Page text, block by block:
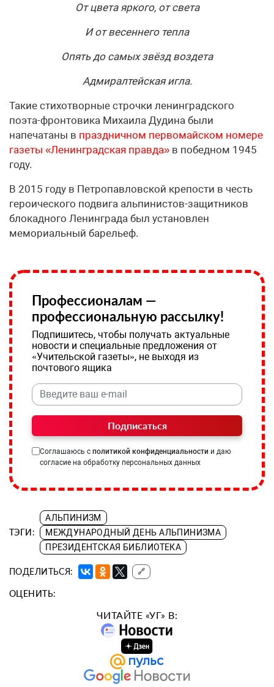
От цвета яркого, от света
И от весеннего тепла
Опять до самых звёзд воздета
Адмиралтейская игла.
Такие стихотворные строчки ленинградского
поэта-фронтовика Михаила Дудина были
напечатаны в праздничном первомайском номере
газеты «Ленинградская правда» в победном 1945
году.
В 2015 году в Петропавловской крепости в честь
героического подвига альпинистов-защитников
блокадного Ленинграда был установлен
мемориальный барельеф.
Профессионалам —
профессиональную рассылку!
Подпишитесь, чтобы получать актуальные
новости и специальные предложения от
«Учительской газеты», не выходя из
почтового ящика
Подписаться
Соглашаюсь с политикой конфиденциальности и даю
согласие на обработку персональных данных
ТЭГИ:
АЛЬПИНИЗМ
МЕЖДУНАРОДНЫЙ ДЕНЬ АЛЬПИНИЗМА
ПРЕЗИДЕНТСКАЯ БИБЛИОТЕКА
ПОДЕЛИТЬСЯ: 🔗
ОЦЕНИТЬ:
ЧИТАЙТЕ «УГ» В: